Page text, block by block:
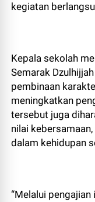
kegiatan
Kepala sekolah
Semarak
pembinaan
meningkatkan
tersebut juga
nilai
dalam kehidupan
“Melalui